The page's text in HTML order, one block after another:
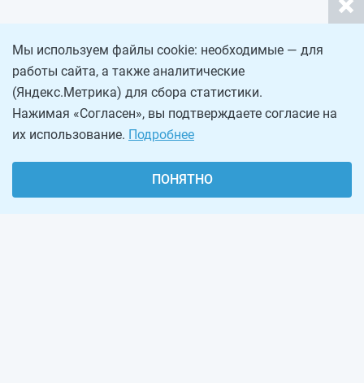
Мы используем файлы cookie: необходимые — для
работы сайта, а также аналитические
(Яндекс.Метрика) для сбора статистики.
Нажимая «Согласен», вы подтверждаете согласие на
их использование. Подробнее
ПОНЯТНО